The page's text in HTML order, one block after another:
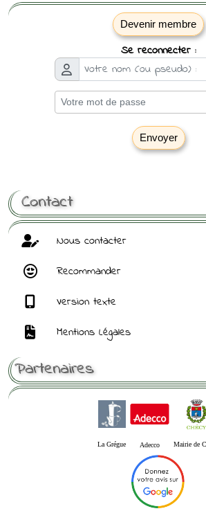
Devenir membre
Se reconnecter :
Envoyer
Contact
Nous contacter
Recommander
Version texte
Mentions Légales
Partenaires
La Grégue Adecco Mairie de